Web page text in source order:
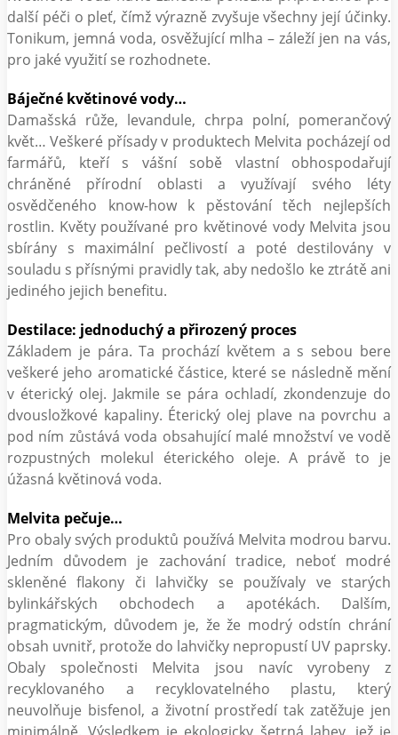
další péči o pleť, čímž výrazně zvyšuje všechny její účinky.
Tonikum, jemná voda, osvěžující mlha – záleží jen na vás,
pro jaké využití se rozhodnete.
Báječné květinové vody…
Damašská růže, levandule, chrpa polní, pomerančový
květ… Veškeré přísady v produktech Melvita pocházejí od
farmářů, kteří s vášní sobě vlastní obhospodařují
chráněné přírodní oblasti a využívají svého léty
osvědčeného know-how k pěstování těch nejlepších
rostlin. Květy používané pro květinové vody Melvita jsou
sbírány s maximální pečlivostí a poté destilovány v
souladu s přísnými pravidly tak, aby nedošlo ke ztrátě ani
jediného jejich benefitu.
Destilace: jednoduchý a přirozený proces
Základem je pára. Ta prochází květem a s sebou bere
veškeré jeho aromatické částice, které se následně mění
v éterický olej. Jakmile se pára ochladí, zkondenzuje do
dvousložkové kapaliny. Éterický olej plave na povrchu a
pod ním zůstává voda obsahující malé množství ve vodě
rozpustných molekul éterického oleje. A právě to je
úžasná květinová voda.
Melvita pečuje…
Pro obaly svých produktů používá Melvita modrou barvu.
Jedním důvodem je zachování tradice, neboť modré
skleněné flakony či lahvičky se používaly ve starých
bylinkářských obchodech a apotékách. Dalším,
pragmatickým, důvodem je, že že modrý odstín chrání
obsah uvnitř, protože do lahvičky nepropustí UV paprsky.
Obaly společnosti Melvita jsou navíc vyrobeny z
recyklovaného a recyklovatelného plastu, který
neuvolňuje bisfenol, a životní prostředí tak zatěžuje jen
minimálně. Výsledkem je ekologicky šetrná lahev, jež je